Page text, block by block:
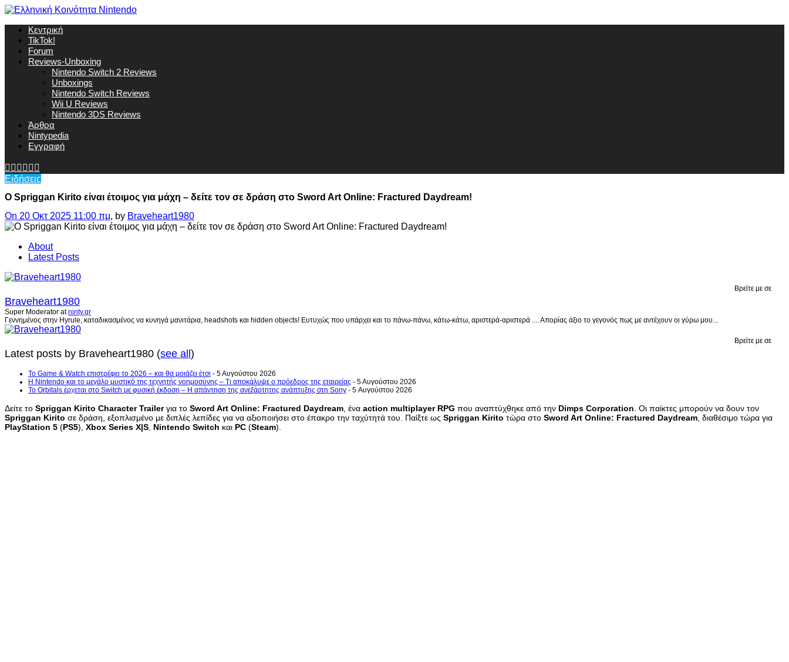
Κεντρική
TikTok!
Forum
Reviews-Unboxing
Nintendo Switch 2 Reviews
Unboxings
Nintendo Switch Reviews
Wii U Reviews
Nintendo 3DS Reviews
Άρθρα
Nintypedia
Εγγραφή
Ειδήσεις
Ο Spriggan Kirito είναι έτοιμος για μάχη – δείτε τον σε δράση στο Sword Art Online: Fractured Daydream!
On 20 Οκτ 2025 11:00 πμ, by Braveheart1980
About
Latest Posts
Βρείτε με σε
Braveheart1980
Super Moderator atninty.gr
Γεννημένος στην Hyrule, καταδικασμένος να κυνηγά μανιτάρια, headshots και hidden objects! Ευτυχώς που υπάρχει και το πάνω-πάνω, κάτω-κάτω, αριστερά-αριστερά .... Απορίας άξιο το γεγονός πως με αντέχουν οι γύρω μου...
Βρείτε με σε
Latest posts by Braveheart1980 (see all)
Το Game & Watch επιστρέφει το 2026 – και θα μοιάζει έτσι - 5 Αυγούστου 2026
Η Nintendo και το μεγάλο μυστικό της τεχνητής νοημοσύνης – Τι αποκάλυψε ο πρόεδρος της εταιρείας - 5 Αυγούστου 2026
Το Orbitals έρχεται στο Switch με φυσική έκδοση – Η απάντηση της ανεξάρτητης ανάπτυξης στη Sony - 5 Αυγούστου 2026
Δείτε το Spriggan Kirito Character Trailerγια το Sword Art Online: Fractured Daydream , ένα action multiplayer RPG που αναπτύχθηκε από την Dimps Corporation . Οι παίκτες μπορούν να δουν τον
Spriggan Kirito σε δράση, εξοπλισμένο με διπλές λεπίδες για να αξιοποιήσει στο έπακρο την ταχύτητά του. Παίξτε ως Spriggan Kirito τώρα στο Sword Art Online: Fractured Daydream , διαθέσιμο τώρα για
PlayStation 5 (PS5), Xbox Series X|S Nintendo Switch και PC (Steam).